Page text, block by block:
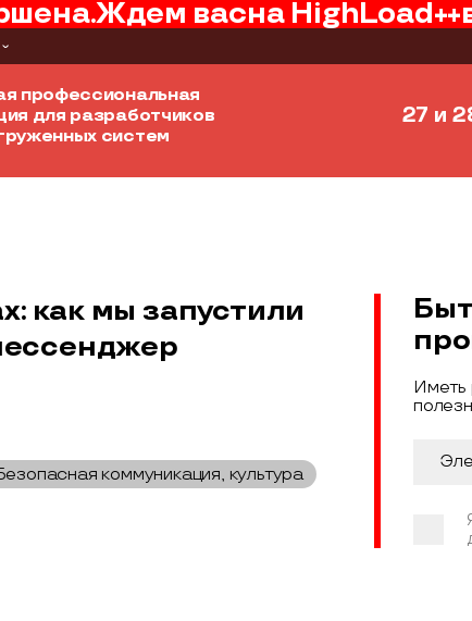
Ждем васна HighLoad++
профессиональная
для разработчиков
систем
27 и
как мы запустили
коммуникация, культура
Иметь